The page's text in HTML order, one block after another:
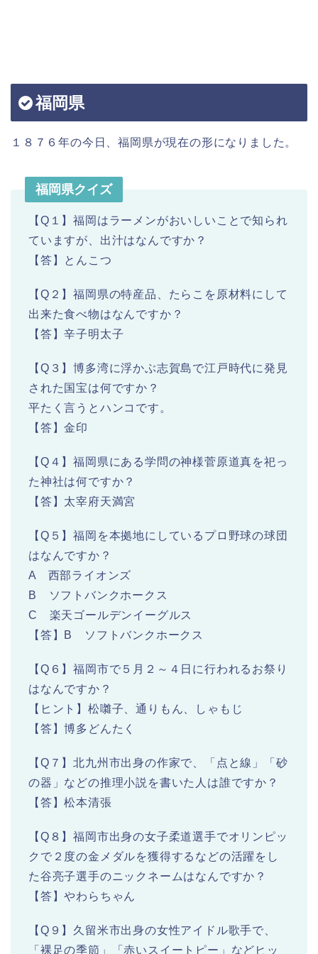
福岡県
１８７６年の今日、福岡県が現在の形になりました。
福岡県クイズ
【Q１】福岡はラーメンがおいしいことで知られ
ていますが、出汁はなんですか？
【答】とんこつ
【Q２】福岡県の特産品、たらこを原材料にして
出来た食べ物はなんですか？
【答】辛子明太子
【Q３】博多湾に浮かぶ志賀島で江戸時代に発見
された国宝は何ですか？
平たく言うとハンコです。
【答】金印
【Q４】福岡県にある学問の神様菅原道真を祀っ
た神社は何ですか？
【答】太宰府天満宮
【Q５】福岡を本拠地にしているプロ野球の球団
はなんですか？
A 西部ライオンズ
B ソフトバンクホークス
C 楽天ゴールデンイーグルス
【答】B ソフトバンクホークス
【Q６】福岡市で５月２～４日に行われるお祭り
はなんですか？
【ヒント】松囃子、通りもん、しゃもじ
【答】博多どんたく
【Q７】北九州市出身の作家で、「点と線」「砂
の器」などの推理小説を書いた人は誰ですか？
【答】松本清張
【Q８】福岡市出身の女子柔道選手でオリンピッ
クで２度の金メダルを獲得するなどの活躍をし
た谷亮子選手のニックネームはなんですか？
【答】やわらちゃん
【Q９】久留米市出身の女性アイドル歌手で、
「裸足の季節」「赤いスイートピー」などヒッ